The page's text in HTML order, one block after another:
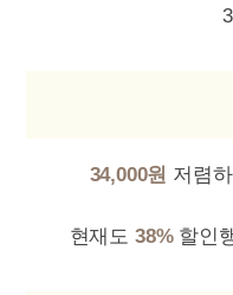
34,000원 저렴
현재도 38%할인